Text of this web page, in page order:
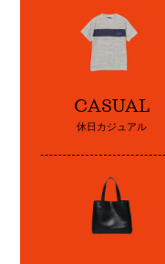
CASUAL
休日カジュアル